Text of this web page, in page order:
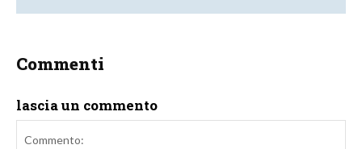
Commenti
lascia un commento